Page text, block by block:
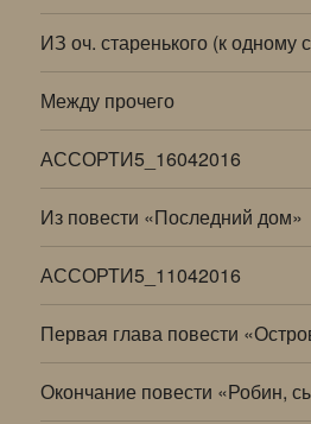
ИЗ оч. старенького (к
Между прочего
АССОРТИ5_16042016
Из повести «Последний дом»
АССОРТИ5_11042016
Первая глава повести
Окончание повести «Робин,